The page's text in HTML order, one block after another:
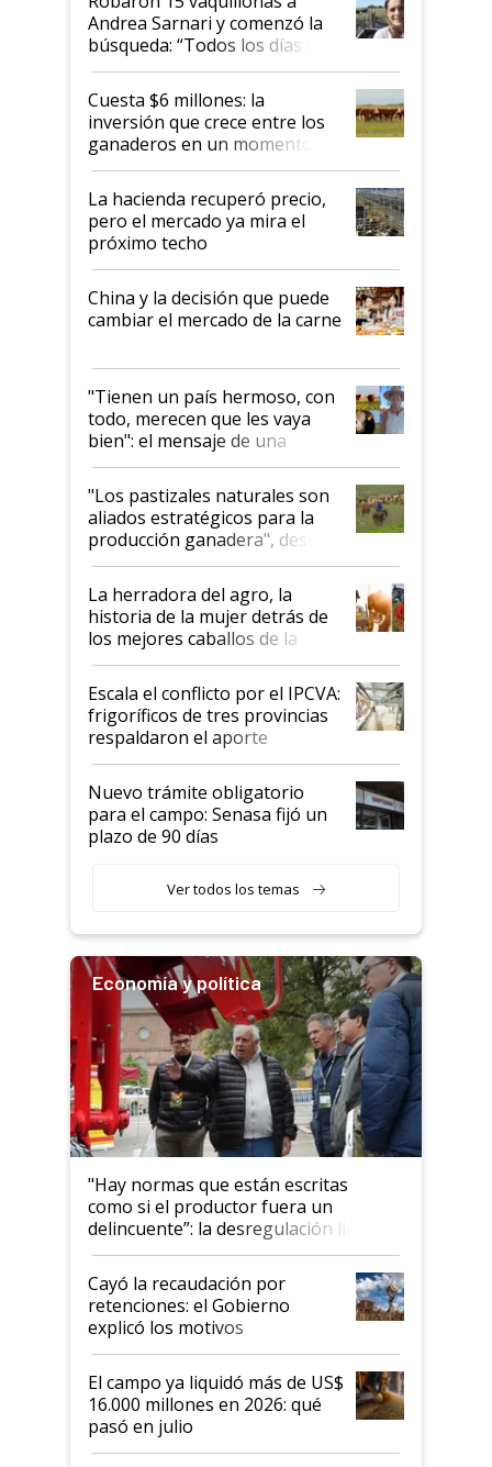
Andrea Sarnari y comenzó la
búsqueda: “Todos los días le
toca a algún productor”
Cuesta $6 millones: la
inversión que crece entre los
ganaderos en un momento
histórico para la actividad
La hacienda recuperó precio,
pero el mercado ya mira el
próximo techo
China y la decisión que puede
cambiar el mercado de la carne
"Tienen un país hermoso, con
todo, merecen que les vaya
bien": el mensaje de una
ganadera uruguaya sobre las
oportunidades que se abren
para el agro en Argentina, con
foco en la carne
"Los pastizales naturales son
aliados estratégicos para la
producción ganadera", destaca
la iniciativa que ya reúne a 46
establecimientos en Argentina
La herradora del agro, la
historia de la mujer detrás de
los mejores caballos de la
Argentina y los mitos que
todavía hacen sufrir a estos
animales: "Mientras me
descalificaban, yo seguí
haciendo currículum"
Escala el conflicto por el IPCVA:
frigoríficos de tres provincias
respaldaron el aporte
obligatorio
Nuevo trámite obligatorio
para el campo: Senasa fijó un
plazo de 90 días
Ver todos los temas
Economía y política
"Hay normas que están escritas
como si el productor fuera un
delincuente”: la desregulación llegó
al Congreso Aapresid y hasta se
habló del financiamiento al IPCVA
Cayó la recaudación por
retenciones: el Gobierno
explicó los motivos
El campo ya liquidó más de US$
16.000 millones en 2026: qué
pasó en julio